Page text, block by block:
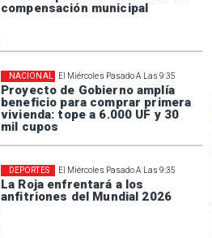
compensación municipal
El Miércoles Pasado A Las 9:35
Proyecto de Gobierno amplía
beneficio para comprar primera
vivienda: tope a 6.000 UF y 30
mil cupos
NACIONAL
El Miércoles Pasado A Las 9:35
La Roja enfrentará a los
anfitriones del Mundial 2026
DEPORTES